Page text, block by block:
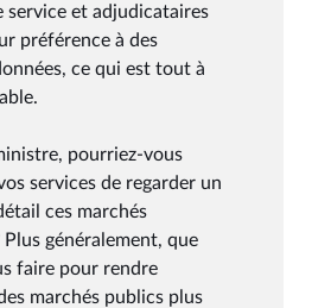
service et adjudicataires
préférence à des
ce qui est tout à
pourriez-vous
services de regarder un
ces marchés
Plus généralement, que
faire pour rendre
marchés publics plus